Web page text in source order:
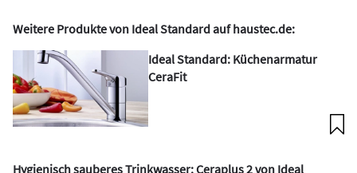
Weitere Produkte von Ideal Standard auf haustec.de:
Ideal Standard: Küchenarmatur
CeraFit
Hygienisch sauberes Trinkwasser: Ceraplus 2 von Ideal